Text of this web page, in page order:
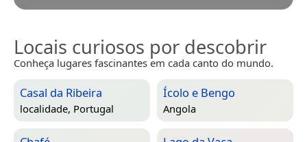
Locais curiosos por descobrir
Conheça lugares fascinantes em cada canto do mundo.
Casal da Ribeira
localidade, Portugal
Ícolo e Bengo
Angola